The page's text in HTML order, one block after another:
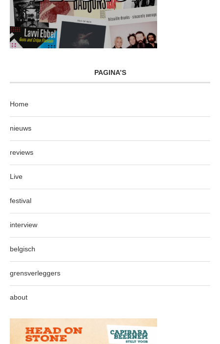
PAGINA’S
Home
nieuws
reviews
Live
festival
interview
belgisch
grensverleggers
about